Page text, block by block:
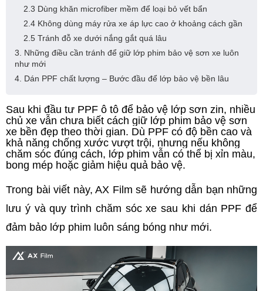
2.3 Dùng khăn microfiber mềm để loại bỏ vết bẩn
2.4 Không dùng máy rửa xe áp lực cao ở khoảng cách gần
2.5 Tránh đỗ xe dưới nắng gắt quá lâu
3. Những điều cần tránh để giữ lớp phim bảo vệ sơn xe luôn
như mới
4. Dán PPF chất lượng – Bước đầu để lớp bảo vệ bền lâu
Sau khi đầu tư PPF ô tô để bảo vệ lớp sơn zin, nhiều
chủ xe vẫn chưa biết cách giữ lớp phim bảo vệ sơn
xe bền đẹp theo thời gian. Dù PPF có độ bền cao và
khả năng chống xước vượt trội, nhưng nếu không
chăm sóc đúng cách, lớp phim vẫn có thể bị xỉn màu,
bong mép hoặc giảm hiệu quả bảo vệ.
Trong bài viết này, AX Film sẽ hướng dẫn bạn những
lưu ý và quy trình chăm sóc xe sau khi dán PPF để
đảm bảo lớp phim luôn sáng bóng như mới.